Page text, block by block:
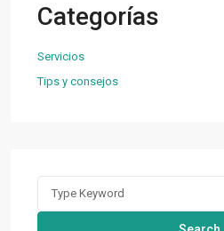
Categorías
Servicios
Tips y consejos